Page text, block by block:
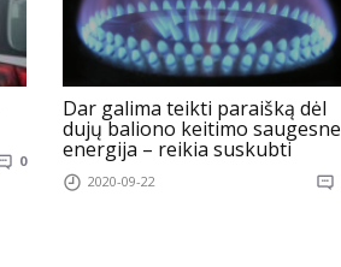
0
Dar galima teikti paraišką dėl
dujų baliono keitimo saugesne
energija – reikia suskubti
2020-09-22